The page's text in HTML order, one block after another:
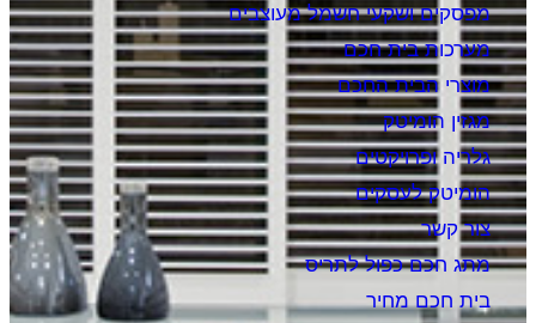
מפסקים ושקעי חשמל מעוצבים
מערכות בית חכם
מוצרי הבית החכם
מגזין הומיטק
גלריה ופרויקטים
הומיטק לעסקים
צור קשר
מתג חכם כפול לתריס
בית חכם מחיר